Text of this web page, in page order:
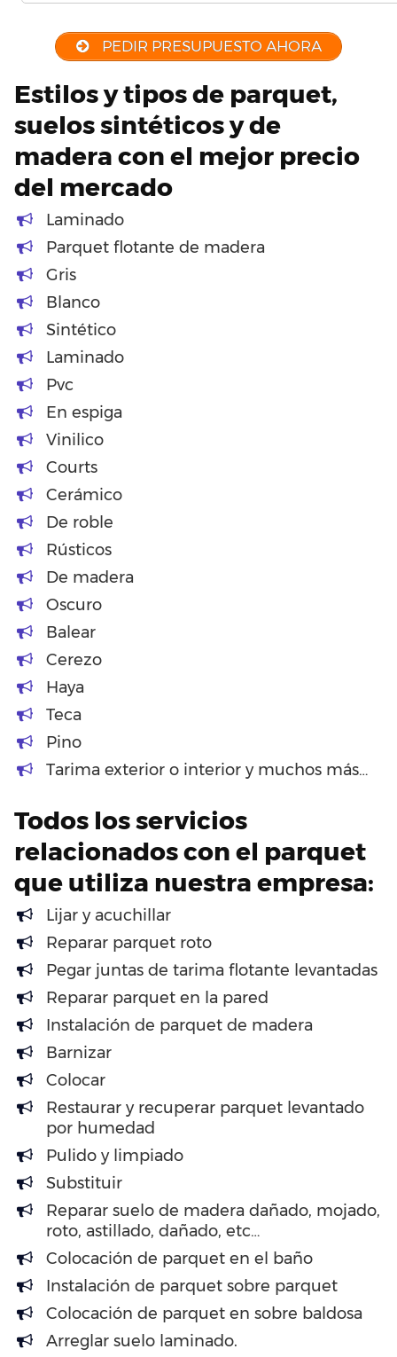
PEDIR PRESUPUESTO AHORA
Estilos y tipos de parquet,
suelos sintéticos y de
madera con el mejor precio
del mercado
Laminado
Parquet flotante de madera
Gris
Blanco
Sintético
Laminado
Pvc
En espiga
Vinilico
Courts
Cerámico
De roble
Rústicos
De madera
Oscuro
Balear
Cerezo
Haya
Teca
Pino
Tarima exterior o interior y muchos más…
Todos los servicios
relacionados con el parquet
que utiliza nuestra empresa:
Lijar y acuchillar
Reparar parquet roto
Pegar juntas de tarima flotante levantadas
Reparar parquet en la pared
Instalación de parquet de madera
Barnizar
Colocar
Restaurar y recuperar parquet levantado
por humedad
Pulido y limpiado
Substituir
Reparar suelo de madera dañado, mojado,
roto, astillado, dañado, etc…
Colocación de parquet en el baño
Instalación de parquet sobre parquet
Colocación de parquet en sobre baldosa
Arreglar suelo laminado.